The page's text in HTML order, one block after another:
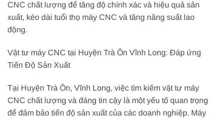
CNC chất lượng để tăng độ chính xác và hiệu quả sản
xuất, kéo dài tuổi thọ máy CNC và tăng năng suất lao
động.
Vật tư máy CNC tại Huyện Trà Ôn Vĩnh Long: Đáp ứng
Tiến Độ Sản Xuất
Tại Huyện Trà Ôn, Vĩnh Long, việc tìm kiếm vật tư máy
CNC chất lượng và đáng tin cậy là một yếu tố quan trọng
để đảm bảo tiến độ sản xuất của các doanh nghiệp. Máy